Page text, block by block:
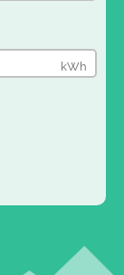
kWh